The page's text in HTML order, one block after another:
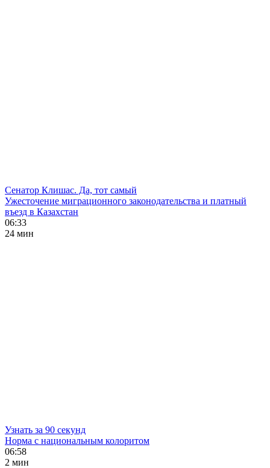
Сенатор Клишас. Да, тот самый
Ужесточение миграционного законодательства и платный
въезд в Казахстан
06:33
24 мин
Узнать за 90 секунд
Норма с национальным колоритом
06:58
2 мин